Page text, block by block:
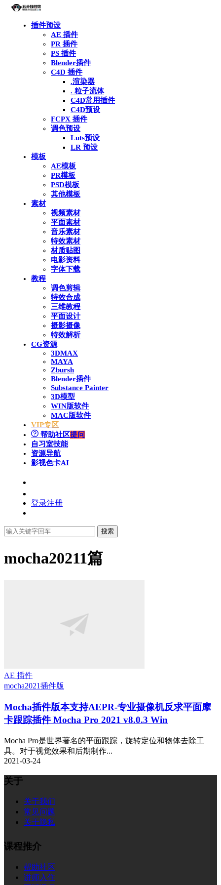
插件预设
AE 插件
PR 插件
PS 插件
Blender插件
C4D 插件
.渲染器
. 粒子流体
C4D常用插件
C4D预设
FCPX 插件
调色预设
Luts预设
LR 预设
模板
AE模板
PR模板
PSD模板
其他模板
素材
视频素材
平面素材
音乐素材
特效素材
材质贴图
电影资料
字体下载
教程
调色剪辑
特效合成
三维教程
平面设计
摄影摄像
特效解析
CG资源
3DMAX
MAYA
Zbursh
Blender插件
Substance Painter
3D模型
WIN版软件
MAC版软件
VIP专区
帮助社区提问
自习室技能
资源导航
影视色卡AI
登录注册
搜索
mocha20211篇
AE 插件
mocha2021插件版
Mocha插件版本支持AEPR-专业摄像机反求平面摩
卡跟踪插件 Mocha Pro 2021 v8.0.3 Win
Mocha Pro是世界著名的平面跟踪，旋转定位和物体去除工
具。对于视觉效果和后期制作...
2021-03-24
关于
关于我们
常见问题
关于隐私
课程推介
帮助社区
讲师入住